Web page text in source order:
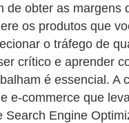
de obter as margens
os produtos que
o tráfego de
crítico e aprender
é essencial. A
e-commerce que
Search Engine